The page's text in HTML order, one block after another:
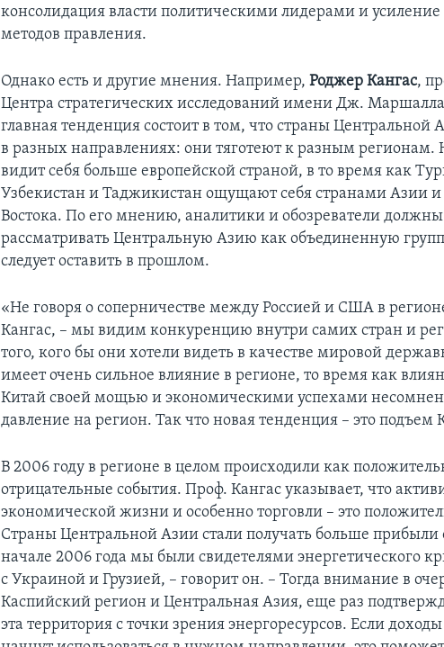
консолидация власти политическими лидерами и
методов правления.
Однако есть и другие мнения. Например,Роджер Кангас,
Центра стратегических исследований имени Дж. Маршалла
главная тенденция состоит в том, что страны Центральной
в разных направлениях: они тяготеют к разным регионам.
видит себя больше европейской страной, в то время как
Узбекистан и Таджикистан ощущают себя странами Азии
Востока. По его мнению, аналитики и обозреватели должны
рассматривать Центральную Азию как объединенную
следует оставить в прошлом.
«Не говоря о соперничестве между Россией и США в
Кангас, – мы видим конкуренцию внутри самих стран и
того, кого бы они хотели видеть в качестве мировой
имеет очень сильное влияние в регионе, то время как
Китай своей мощью и экономическими успехами
давление на регион. Так что новая тенденция – это подъем
В 2006 году в регионе в целом происходили как
отрицательные события. Проф. Кангас указывает, что
экономической жизни и особенно торговли – это
Страны Центральной Азии стали получать больше прибыли
начале 2006 года мы были свидетелями энергетического
с Украиной и Грузией, – говорит он. – Тогда внимание в
Каспийский регион и Центральная Азия, еще раз
эта территория с точки зрения энергоресурсов. Если доходы